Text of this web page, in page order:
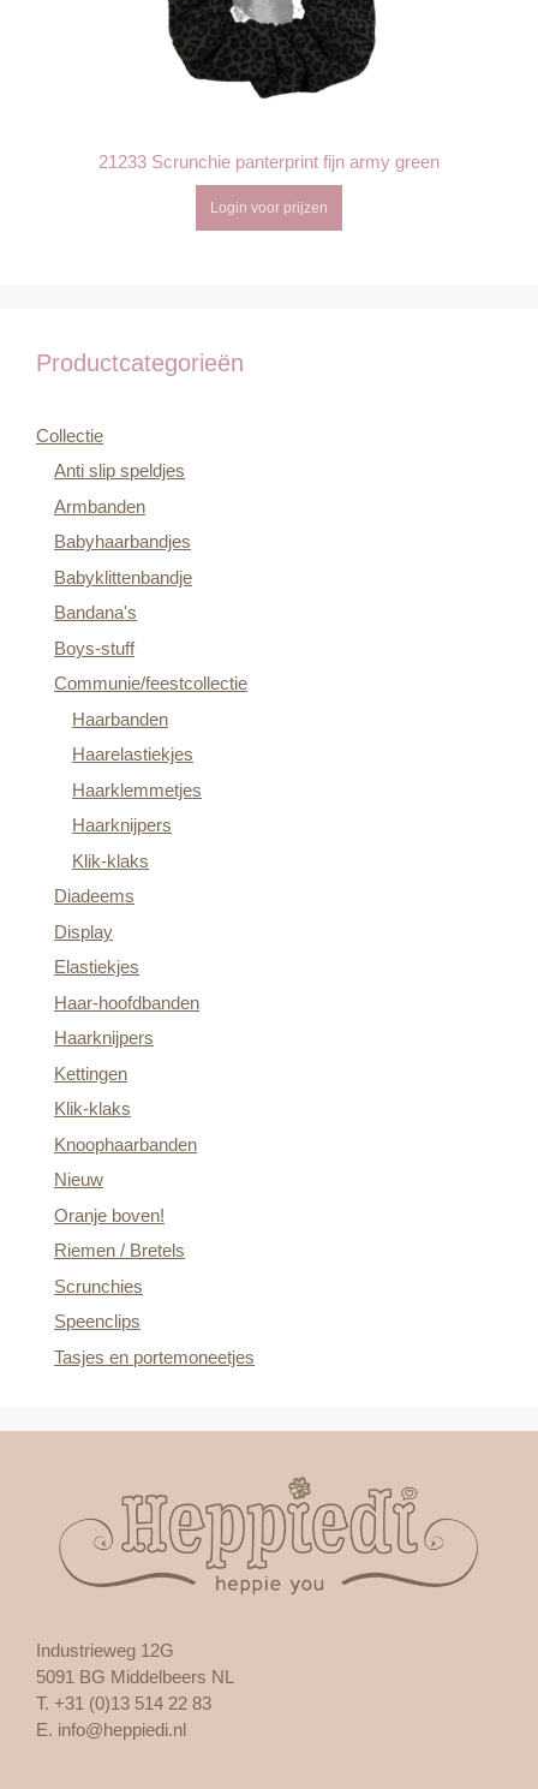
21233 Scrunchie panterprint fijn army green
Login voor prijzen
Productcategorieën
Collectie
Anti slip speldjes
Armbanden
Babyhaarbandjes
Babyklittenbandje
Bandana's
Boys-stuff
Communie/feestcollectie
Haarbanden
Haarelastiekjes
Haarklemmetjes
Haarknijpers
Klik-klaks
Diadeems
Display
Elastiekjes
Haar-hoofdbanden
Haarknijpers
Kettingen
Klik-klaks
Knoophaarbanden
Nieuw
Oranje boven!
Riemen / Bretels
Scrunchies
Speenclips
Tasjes en portemoneetjes
Industrieweg 12G
5091 BG Middelbeers NL
T. +31 (0)13 514 22 83
E. info@heppiedi.nl